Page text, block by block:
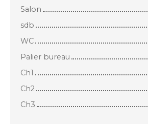
Salon
sdb
WC
Palier bureau
Ch1
Ch2
Ch3